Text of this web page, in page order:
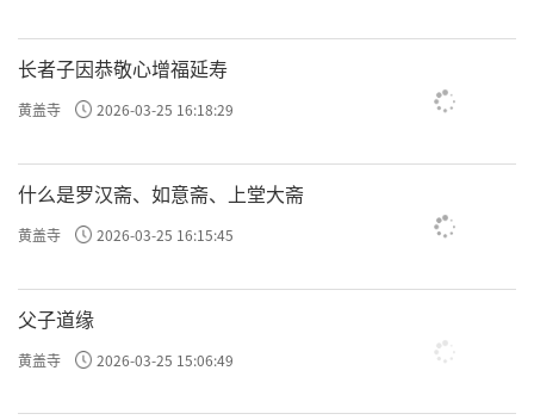
长者子因恭敬心增福延寿
黄盖寺 2026-03-25 16:18:29
什么是罗汉斋、如意斋、上堂大斋
黄盖寺 2026-03-25 16:15:45
父子道缘
黄盖寺 2026-03-25 15:06:49